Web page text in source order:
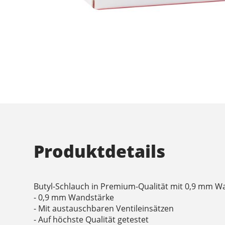
Produktdetails
Butyl-Schlauch in Premium-Qualität mit 0,9 mm
- 0,9 mm Wandstärke
- Mit austauschbaren Ventileinsätzen
- Auf höchste Qualität getestet